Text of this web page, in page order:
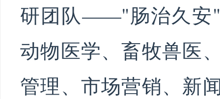
研团队——"肠治久安
动物医学、畜牧兽医
管理、市场营销、新